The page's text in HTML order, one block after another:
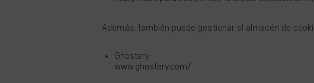
Además, también puede gestionar el almacén de
Ghostery:
www.ghostery.com/